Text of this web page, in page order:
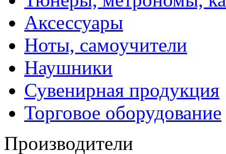
Аксессуары
Ноты, самоучители
Наушники
Сувенирная продукция
Торговое оборудование
Производители